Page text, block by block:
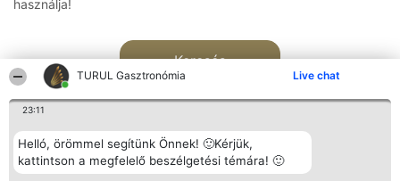
TURUL Gasztronómia Live chat
23:11
Helló, örömmel segítünk Önnek! 🙂Kérjük,
kattintson a megfelelő beszélgetési témára! 🙂
használja!
Keresés